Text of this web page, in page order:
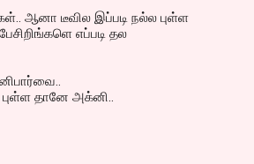
ஆனா டீவில இப்படி நல்ல புள்ள
எப்படி தல
தானே அக்னி..